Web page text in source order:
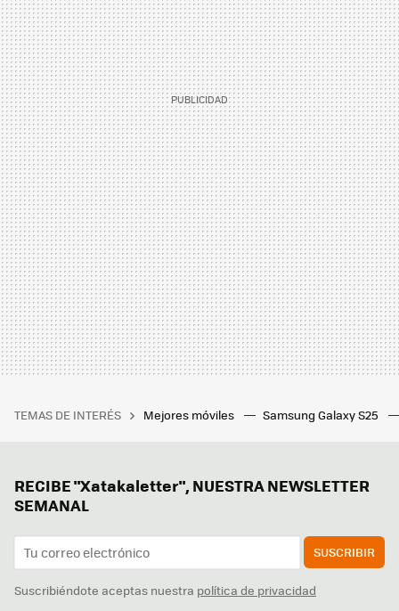
TEMAS DE INTERÉS Mejores móviles Samsung Galaxy S25
RECIBE "Xatakaletter", NUESTRA NEWSLETTER
SEMANAL
SUSCRIBIR
Suscribiéndote aceptas nuestra política de privacidad